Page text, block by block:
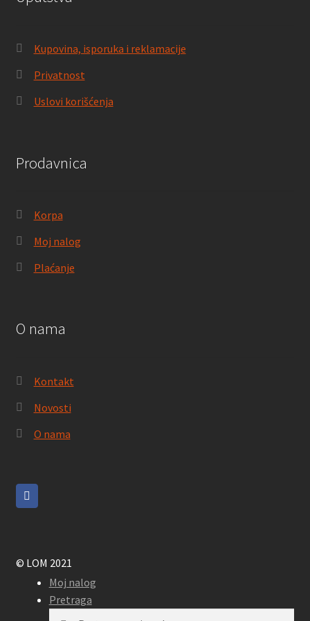
Kupovina, isporuka i reklamacije
Privatnost
Uslovi korišćenja
Prodavnica
Korpa
Moj nalog
Plaćanje
O nama
Kontakt
Novosti
O nama
© LOM 2021
Moj nalog
Pretraga